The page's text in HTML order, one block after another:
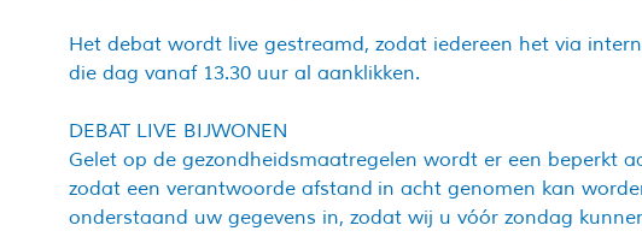
Het debat wordt live gestreamd, zodat iedereen het via
die dag vanaf 13.30 uur al aanklikken.
DEBAT LIVE BIJWONEN
Gelet op de gezondheidsmaatregelen wordt er een beperkt
zodat een verantwoorde afstand in acht genomen kan
onderstaand uw gegevens in, zodat wij u vóór zondag